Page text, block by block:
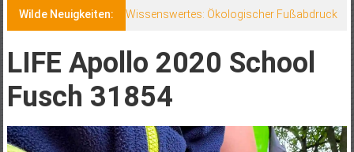
Wilde Neuigkeiten: Wissenswertes: Ökologischer Fußabdruck
LIFE Apollo 2020 School
Fusch 31854